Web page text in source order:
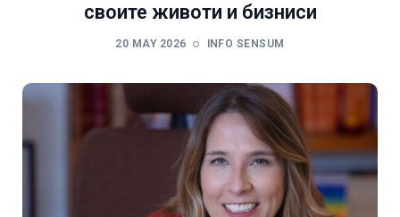
своите животи и бизниси
20 MAY 2026 INFO SENSUM